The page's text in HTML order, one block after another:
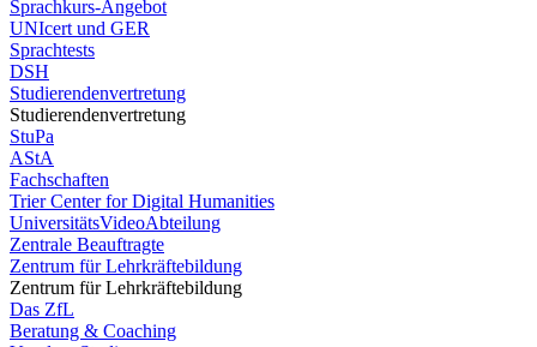
Sprachkurs-Angebot
UNIcert und GER
Sprachtests
DSH
Studierendenvertretung
Studierendenvertretung
StuPa
AStA
Fachschaften
Trier Center for Digital Humanities
UniversitätsVideoAbteilung
Zentrale Beauftragte
Zentrum für Lehrkräftebildung
Zentrum für Lehrkräftebildung
Das ZfL
Beratung & Coaching